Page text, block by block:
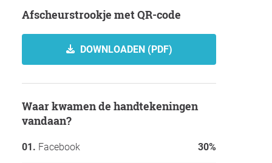
Afscheurstrookje met QR-code
DOWNLOADEN (PDF)
Waar kwamen de handtekeningen
vandaan?
Facebook 30%